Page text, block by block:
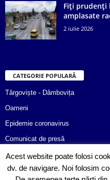
Fiți prudenți
amplasate
2 iulie 2026
CATEGORIE POPULARĂ
Târgoviște - Dâmbovița
Oameni
Epidemie coronavirus
Comunicat de presă
Afaceri
Poliția informează!
Acest website poate folosi
dv. de navigare. Noi folosim